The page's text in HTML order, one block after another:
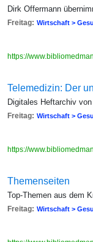
Dirk Offermann
Freitag: Wirtschaft >
https://
Telemedizin: Der
Digitales Heftarchiv
Freitag: Wirtschaft >
https://
Themenseiten
Top-Themen aus dem
Freitag: Wirtschaft >